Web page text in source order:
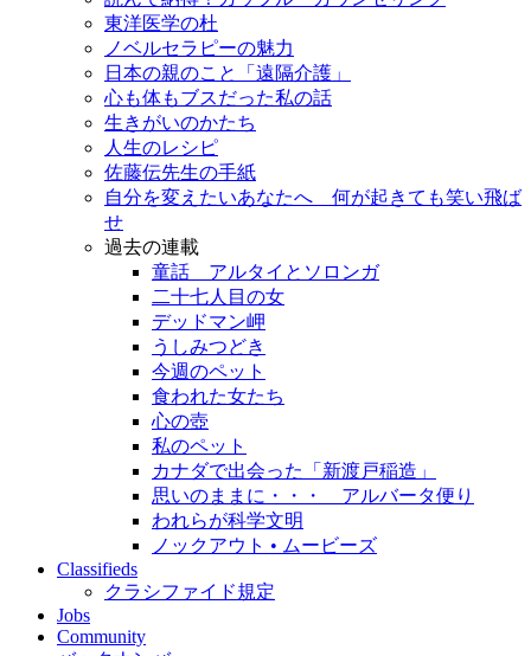
東洋医学の杜
ノベルセラピーの魅力
日本の親のこと「遠隔介護」
心も体もブスだった私の話
生きがいのかたち
人生のレシピ
佐藤伝先生の手紙
自分を変えたいあなたへ 何が起きても笑い飛ば
せ
過去の連載
童話 アルタイとソロンガ
二十七人目の女
デッドマン岬
うしみつどき
今週のペット
食われた女たち
心の壺
私のペット
カナダで出会った「新渡戸稲造」
思いのままに・・・ アルバータ便り
われらが科学文明
ノックアウト • ムービーズ
Classifieds
クラシファイド規定
Jobs
Community